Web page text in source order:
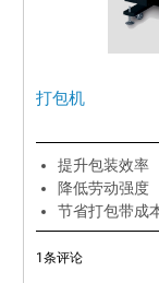
打包机
提升包装效率
降低劳动强度
节省打包带成
1条评论